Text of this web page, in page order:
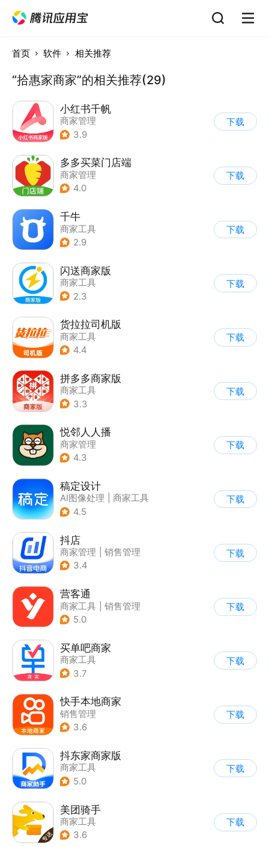
首页 软件 相关推荐
“拾惠家商家”的相关推荐(29)
小红书千帆
商家管理
3.9
下载
多多买菜门店端
商家管理
4.0
下载
千牛
商家工具
2.9
下载
闪送商家版
商家工具
2.3
下载
货拉拉司机版
商家工具
4.4
下载
拼多多商家版
商家工具
3.3
下载
悦邻人人播
商家管理
4.3
下载
稿定设计
AI图像处理
商家工具
4.5
下载
抖店
商家管理
销售管理
3.4
下载
营客通
商家工具
销售管理
5.0
下载
买单吧商家
商家工具
3.7
下载
快手本地商家
销售管理
3.6
下载
抖东家商家版
商家工具
5.0
下载
美团骑手
商家工具
3.6
下载